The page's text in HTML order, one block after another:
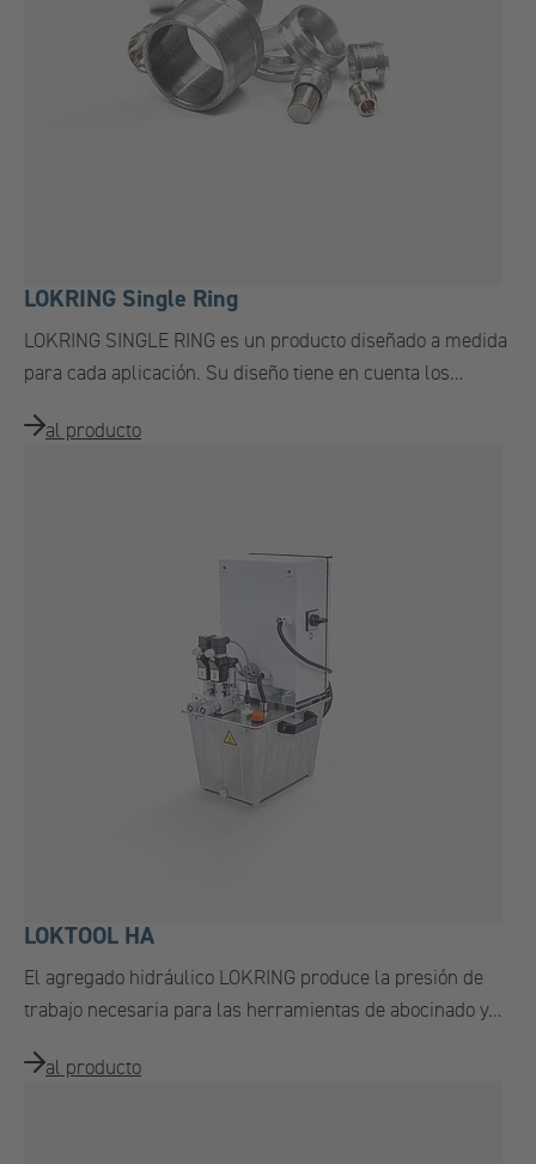
LOKRING Single Ring
LOKRING SINGLE RING es un producto diseñado a medida
para cada aplicación. Su diseño tiene en cuenta los…
al producto
LOKTOOL HA
El agregado hidráulico LOKRING produce la presión de
trabajo necesaria para las herramientas de abocinado y…
al producto